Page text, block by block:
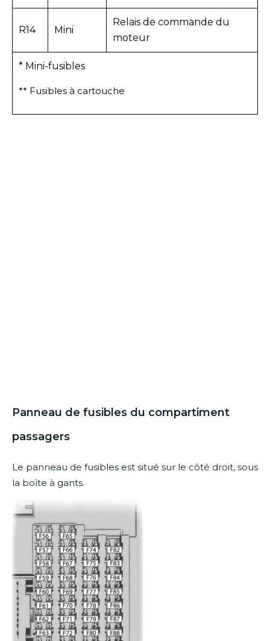
R14 Mini
Relais de commande du
moteur
* Mini-fusibles
** Fusibles à cartouche
Panneau de fusibles du compartiment
passagers
Le panneau de fusibles est situé sur le côté droit, sous
la boîte à gants.